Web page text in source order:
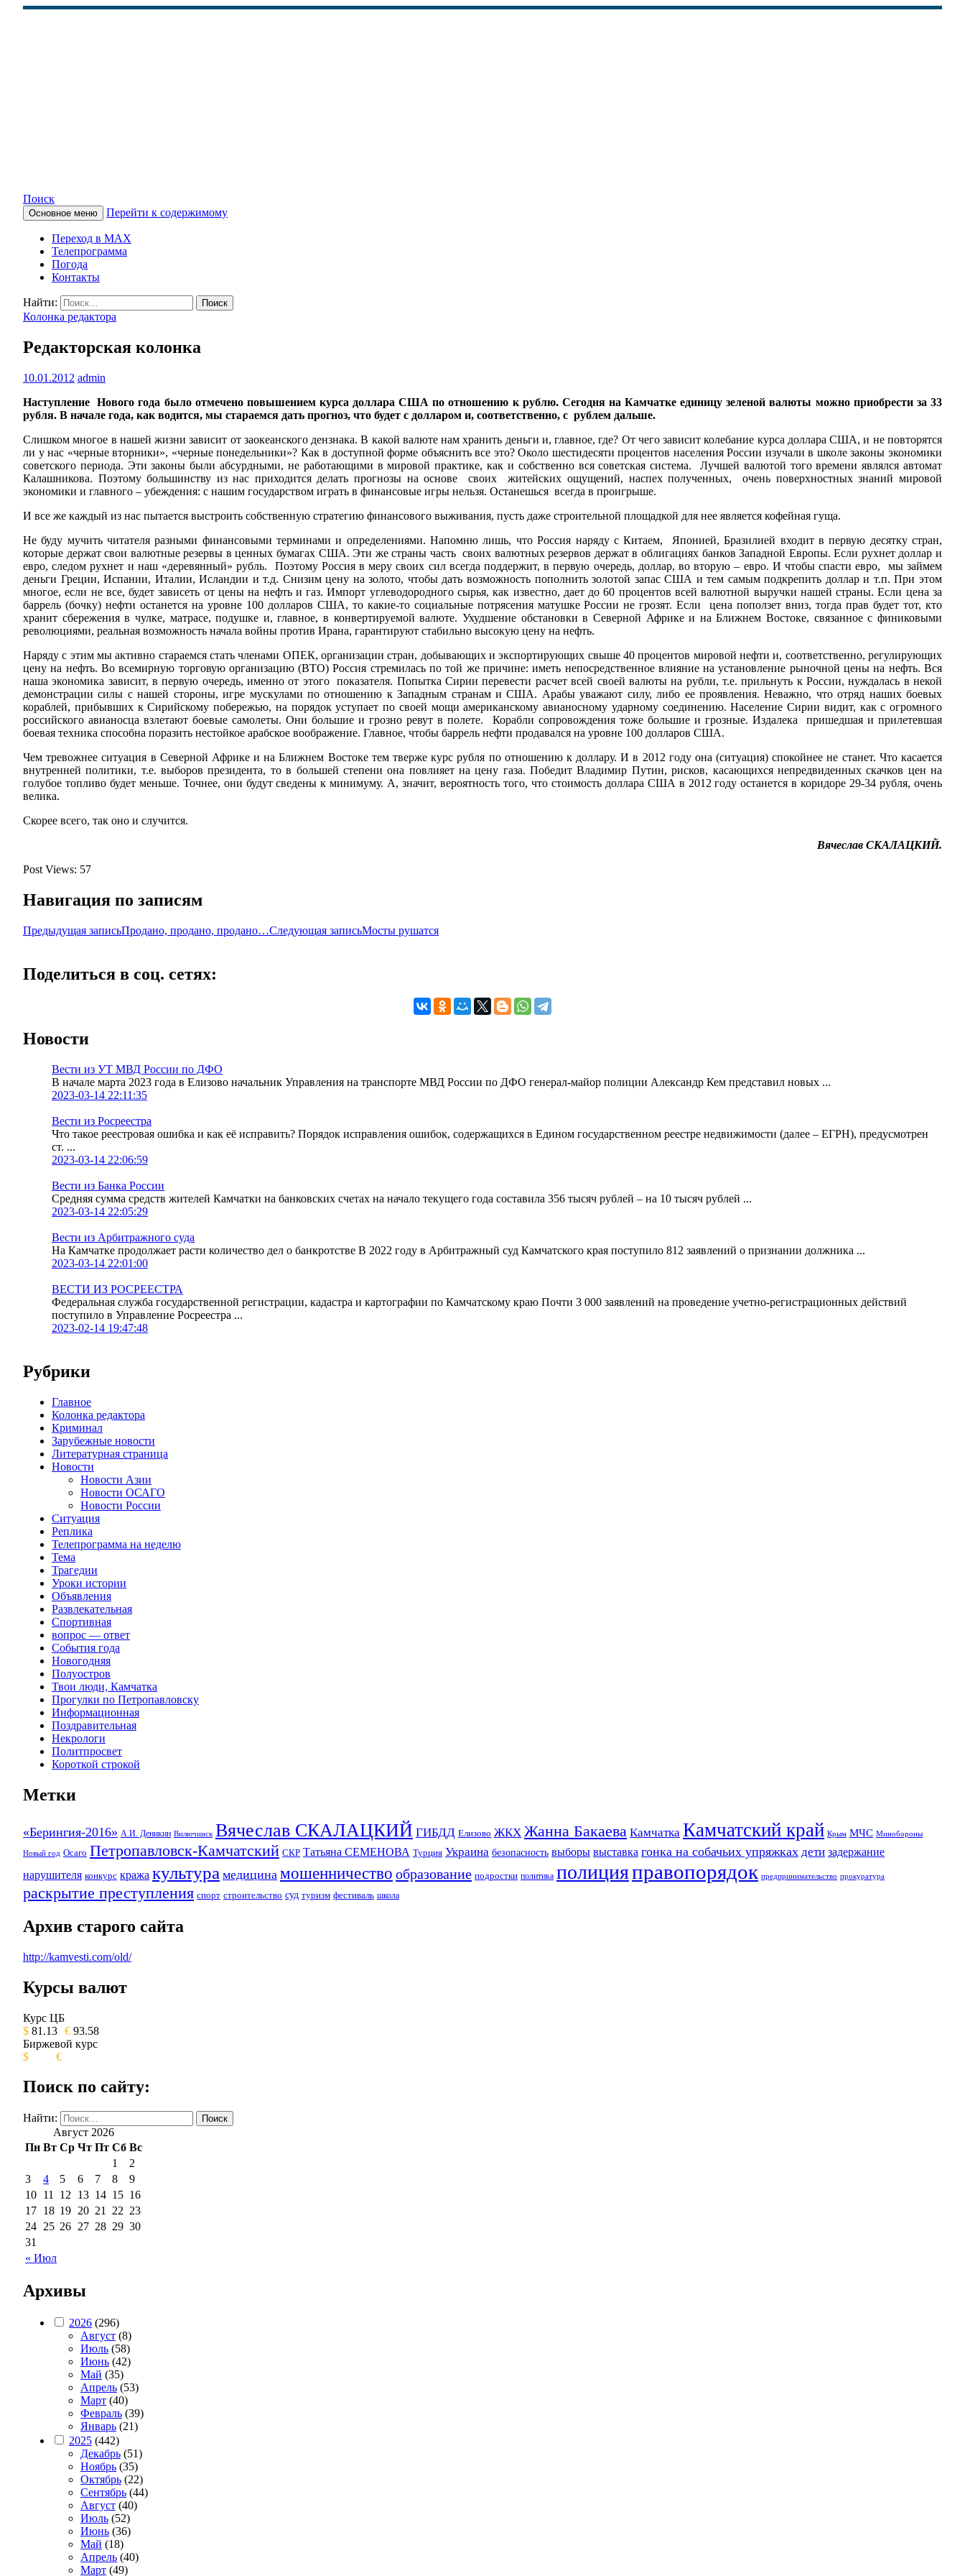
КАМЧАТСКОЕ ИНФОРМАЦИОННОЕ АГЕНТСТВО (КИА «ВЕСТИ»)
Поиск
Основное меню Перейти к содержимому
Переход в MAX
Телепрограмма
Погода
Контакты
Найти:
Колонка редактора
Редакторская колонка
10.01.2012 admin
Наступление Нового года было отмечено повышением курса доллара США по отношению к рублю. Сегодня на Камчатке единицу зеленой валюты можно приобрести за 33
рубля. В начале года, как водится, мы стараемся дать прогноз, что будет с долларом и, соответственно, с рублем дальше.
Слишком многое в нашей жизни зависит от заокеанского дензнака. В какой валюте нам хранить деньги и, главное, где? От чего зависит колебание курса доллара США, и не повторятся
ли у нас «черные вторники», «черные понедельники»? Как в доступной форме объяснить все это? Около шестидесяти процентов населения России изучали в школе законы экономики
советского периода. Эти законы были абсурдными, не работающими в мировой практике, как и собственно вся советская система. Лучшей валютой того времени являлся автомат
Калашникова. Поэтому большинству из нас приходится делать прогнозы на основе своих житейских ощущений, наспех полученных, очень поверхностных знаний мировой
экономики и главного – убеждения: с нашим государством играть в финансовые игры нельзя. Останешься всегда в проигрыше.
И все же каждый из нас пытается выстроить собственную стратегию финансового выживания, пусть даже строительной площадкой для нее является кофейная гуща.
Не буду мучить читателя разными финансовыми терминами и определениями. Напомню лишь, что Россия наряду с Китаем, Японией, Бразилией входит в первую десятку стран,
которые держат свои валютные резервы в ценных бумагах США. Эти же страны часть своих валютных резервов держат в облигациях банков Западной Европы. Если рухнет доллар и
евро, следом рухнет и наш «деревянный» рубль. Поэтому Россия в меру своих сил всегда поддержит, в первую очередь, доллар, во вторую – евро. И чтобы спасти евро, мы займем
деньги Греции, Испании, Италии, Исландии и т.д. Снизим цену на золото, чтобы дать возможность пополнить золотой запас США и тем самым подкрепить доллар и т.п. При этом
многое, если не все, будет зависеть от цены на нефть и газ. Импорт углеводородного сырья, как известно, дает до 60 процентов всей валютной выручки нашей страны. Если цена за
баррель (бочку) нефти останется на уровне 100 долларов США, то какие-то социальные потрясения матушке России не грозят. Если цена поползет вниз, тогда прав будет тот, кто
хранит сбережения в чулке, матрасе, подушке и, главное, в конвертируемой валюте. Ухудшение обстановки в Северной Африке и на Ближнем Востоке, связанное с финиковыми
революциями, реальная возможность начала войны против Ирана, гарантируют стабильно высокую цену на нефть.
Наряду с этим мы активно стараемся стать членами ОПЕК, организации стран, добывающих и экспортирующих свыше 40 процентов мировой нефти и, соответственно, регулирующих
цену на нефть. Во всемирную торговую организацию (ВТО) Россия стремилась по той же причине: иметь непосредственное влияние на установление рыночной цены на нефть. Вся
наша экономика зависит, в первую очередь, именно от этого показателя. Попытка Сирии перевести расчет всей своей валюты на рубли, т.е. прильнуть к России, нуждалась в некой
демонстрации силы с нашей стороны, игре мускулами по отношению к Западным странам и США. Арабы уважают силу, либо ее проявления. Неважно, что отряд наших боевых
кораблей, прибывших к Сирийскому побережью, на порядок уступает по своей мощи американскому авианосному ударному соединению. Население Сирии видит, как с огромного
российского авианосца взлетают боевые самолеты. Они большие и грозно ревут в полете. Корабли сопровождения тоже большие и грозные. Издалека пришедшая и прилетевшая
боевая техника способна поразить нестойкое арабское воображение. Главное, чтобы баррель нефти продавался на уровне 100 долларов США.
Чем тревожнее ситуация в Северной Африке и на Ближнем Востоке тем тверже курс рубля по отношению к доллару. И в 2012 году она (ситуация) спокойнее не станет. Что касается
внутренней политики, т.е. выборов президента, то в большей степени она повлияет на цену газа. Победит Владимир Путин, рисков, касающихся непредвиденных скачков цен на
голубое топливо будет меньше. Точнее, они будут сведены к минимуму. А, значит, вероятность того, что стоимость доллара США в 2012 году останется в коридоре 29-34 рубля, очень
велика.
Скорее всего, так оно и случится.
Вячеслав СКАЛАЦКИЙ.
Post Views: 57
Навигация по записям
Предыдущая записьПродано, продано, продано…Следующая записьМосты рушатся
Поделиться в соц. сетях:
Новости
Вести из УТ МВД России по ДФО
В начале марта 2023 года в Елизово начальник Управления на транспорте МВД России по ДФО генерал-майор полиции Александр Кем представил новых ...
2023-03-14 22:11:35
Вести из Росреестра
Что такое реестровая ошибка и как её исправить? Порядок исправления ошибок, содержащихся в Едином государственном реестре недвижимости (далее – ЕГРН), предусмотрен
ст. ...
2023-03-14 22:06:59
Вести из Банка России
Средняя сумма средств жителей Камчатки на банковских счетах на начало текущего года составила 356 тысяч рублей – на 10 тысяч рублей ...
2023-03-14 22:05:29
Вести из Арбитражного суда
На Камчатке продолжает расти количество дел о банкротстве В 2022 году в Арбитражный суд Камчатского края поступило 812 заявлений о признании должника ...
2023-03-14 22:01:00
ВЕСТИ ИЗ РОСРЕЕСТРА
Федеральная служба государственной регистрации, кадастра и картографии по Камчатскому краю Почти 3 000 заявлений на проведение учетно-регистрационных действий
поступило в Управление Росреестра ...
2023-02-14 19:47:48
Рубрики
Главное
Колонка редактора
Криминал
Зарубежные новости
Литературная страница
Новости
Новости Азии
Новости ОСАГО
Новости России
Ситуация
Реплика
Телепрограмма на неделю
Тема
Трагедии
Уроки истории
Объявления
Развлекательная
Спортивная
вопрос — ответ
События года
Новогодняя
Полуостров
Твои люди, Камчатка
Прогулки по Петропавловску
Информационная
Поздравительная
Некрологи
Политпросвет
Короткой строкой
Метки
«Берингия-2016» А.И. Деникин Вилючинск Вячеслав СКАЛАЦКИЙ ГИБДД Елизово ЖКХ Жанна Бакаева Камчатка Камчатский край Крым МЧС Минобороны
Новый год Осаго Петропавловск-Камчатский СКР Татьяна СЕМЕНОВА Турция Украина безопасность выборы выставка гонка на собачьих упряжках дети задержание
нарушителя конкурс кража культура медицина мошенничество образование подростки политика полицияправопорядок предпринимательство прокуратура
раскрытие преступления спорт строительство суд туризм фестиваль школа
Архив старого сайта
http://kamvesti.com/old/
ОБЩЕСТВЕННО-ПОЛИТИЧЕСКОЕ ИЗДАНИЕ КАМЧАТСКОГО КРАЯ.
Курсы валют
Курс ЦБ
$ 81.13 € 93.58
Биржевой курс
$
€
Поиск по сайту:
Найти:
Август 2026
Пн Вт Ср Чт Пт Сб Вс
« Июл
1
2
3
4 5 6 7 8
9
10 11 12 13 14 15 16
17 18 19 20 21 22 23
24 25 26 27 28 29 30
31
Архивы
2026 (296)
Август (8)
Июль (58)
Июнь (42)
Май (35)
Апрель (53)
Март (40)
Февраль (39)
Январь (21)
2025 (442)
Декабрь (51)
Ноябрь (35)
Октябрь (22)
Сентябрь (44)
Август (40)
Июль (52)
Июнь (36)
Май (18)
Апрель (40)
Март (49)